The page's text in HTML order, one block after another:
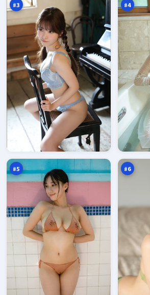
#3 #4
#5
钢
口
#6
天
际
回
声
壁
96
万